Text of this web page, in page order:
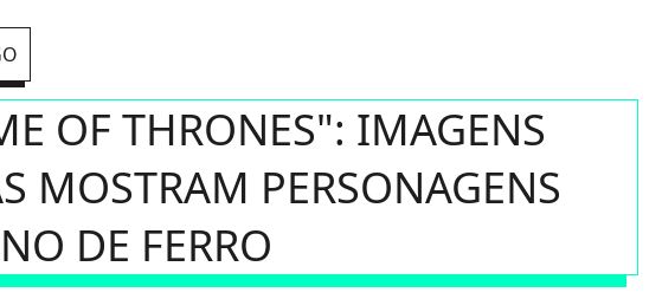
OF THRONES": IMAGENS
MOSTRAM PERSONAGENS
DE FERRO